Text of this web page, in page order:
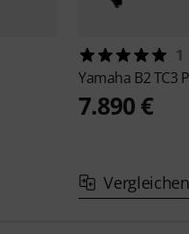
1
Yamaha B2 TC3
7.890 €
Vergleichen